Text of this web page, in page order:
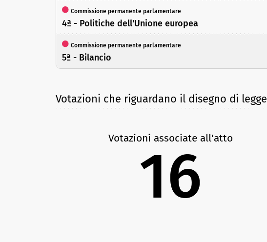
Commissione permanente parlamentare
4ª - Politiche dell'Unione europea
Commissione permanente parlamentare
5ª - Bilancio
Votazioni che riguardano il disegno di legge
Votazioni associate all'atto
16